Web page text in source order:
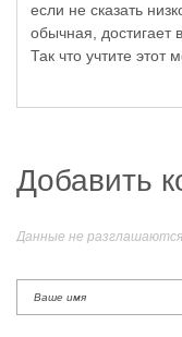
если не сказать
обычная, достигает
Так что учтите этот
Добавить
Данные не разглашаются